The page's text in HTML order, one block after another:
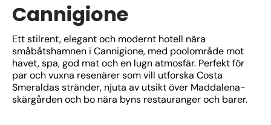
Cannigione
Ett stilrent, elegant och modernt hotell nära
småbåtshamnen i Cannigione, med poolområde mot
havet, spa, god mat och en lugn atmosfär. Perfekt för
par och vuxna resenärer som vill utforska Costa
Smeraldas stränder, njuta av utsikt över Maddalena-
skärgården och bo nära byns restauranger och barer.